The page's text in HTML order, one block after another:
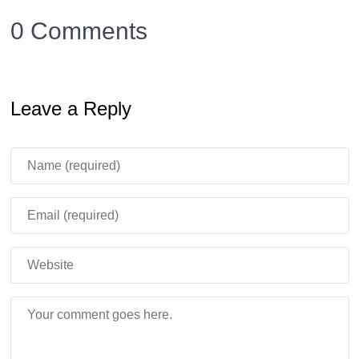
Гробницу?
Найдите надгробие: Координаты указаны в чате
и на ключе.
Откройте гробницу: Ударьте по ней ключом —
предметы выпадут наружу.
Телепортация: Держите зачарованный ключ и
активируйте его для мгновенного перемещения.
0 Comments
Leave a Reply